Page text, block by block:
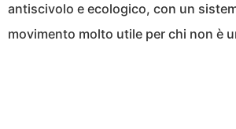
antiscivolo e ecologico, con un
movimento molto utile per chi non è